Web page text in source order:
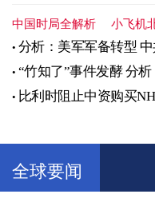
中国时局全解析 小飞机
分析：美军军备转型
“竹知了”事件发酵 分
比利时阻止中资购买
全球要闻